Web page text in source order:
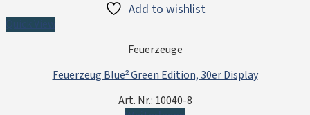
Add to wishlist
Feuerzeuge
Feuerzeug Blue² Green Edition, 30er Display
Art. Nr.: 10040-8